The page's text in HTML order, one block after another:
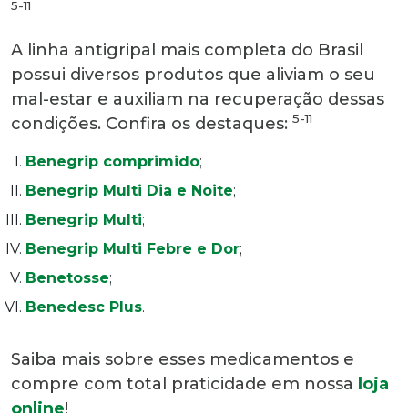
5-11
A linha antigripal mais completa do Brasil
possui diversos produtos que aliviam o seu
mal-estar e auxiliam na recuperação dessas
condições. Confira os destaques: 5-11
Benegrip comprimido;
Benegrip Multi Dia e Noite;
Benegrip Multi;
Benegrip Multi Febre e Dor;
Benetosse;
Benedesc Plus.
Saiba mais sobre esses medicamentos e
compre com total praticidade em nossa loja
online!